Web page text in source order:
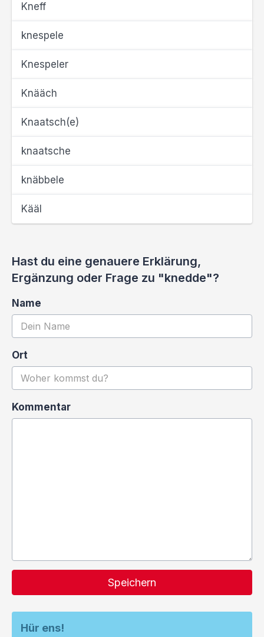
Kneff
knespele
Knespeler
Knääch
Knaatsch(e)
knaatsche
knäbbele
Kääl
Hast du eine genauere Erklärung,
Ergänzung oder Frage zu "knedde"?
Name
Ort
Kommentar
Speichern
Hür ens!